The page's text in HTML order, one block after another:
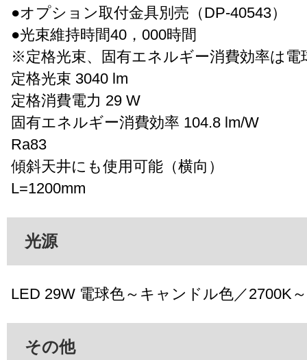
●オプション取付金具別売（DP-40543）
●光束維持時間40，000時間
※定格光束、固有エネルギー消費効率は電
定格光束 3040 lm
定格消費電力 29 W
固有エネルギー消費効率 104.8 lm/W
Ra83
傾斜天井にも使用可能（横向）
L=1200mm
光源
LED 29W 電球色～キャンドル色／2700K
その他